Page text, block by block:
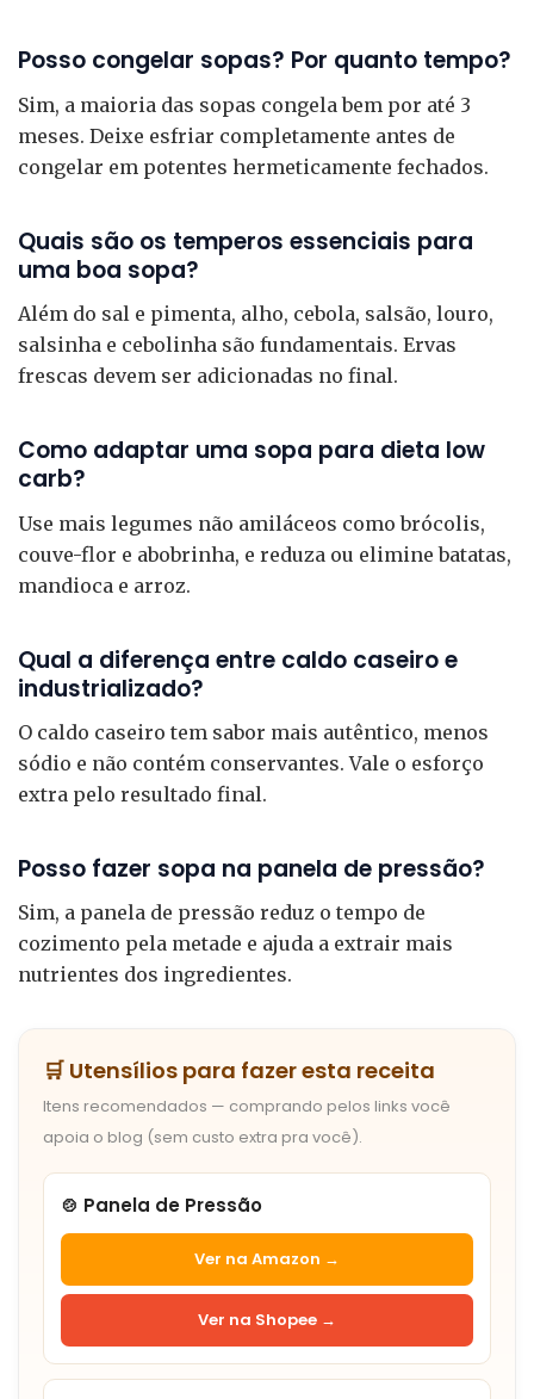
Posso congelar sopas? Por quanto tempo?
Sim, a maioria das sopas congela bem por até 3
meses. Deixe esfriar completamente antes de
congelar em potentes hermeticamente fechados.
Quais são os temperos essenciais para
uma boa sopa?
Além do sal e pimenta, alho, cebola, salsão, louro,
salsinha e cebolinha são fundamentais. Ervas
frescas devem ser adicionadas no final.
Como adaptar uma sopa para dieta low
carb?
Use mais legumes não amiláceos como brócolis,
couve-flor e abobrinha, e reduza ou elimine batatas,
mandioca e arroz.
Qual a diferença entre caldo caseiro e
industrializado?
O caldo caseiro tem sabor mais autêntico, menos
sódio e não contém conservantes. Vale o esforço
extra pelo resultado final.
Posso fazer sopa na panela de pressão?
Sim, a panela de pressão reduz o tempo de
cozimento pela metade e ajuda a extrair mais
nutrientes dos ingredientes.
🛒 Utensílios para fazer esta receita
Itens recomendados — comprando pelos links você
apoia o blog (sem custo extra pra você).
🍲 Panela de Pressão
Ver na Amazon →
Ver na Shopee →